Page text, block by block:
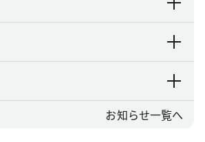
お知らせ一覧へ